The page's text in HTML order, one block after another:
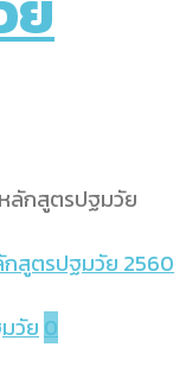
สูตรปฐมวัย 2560
วัย 0